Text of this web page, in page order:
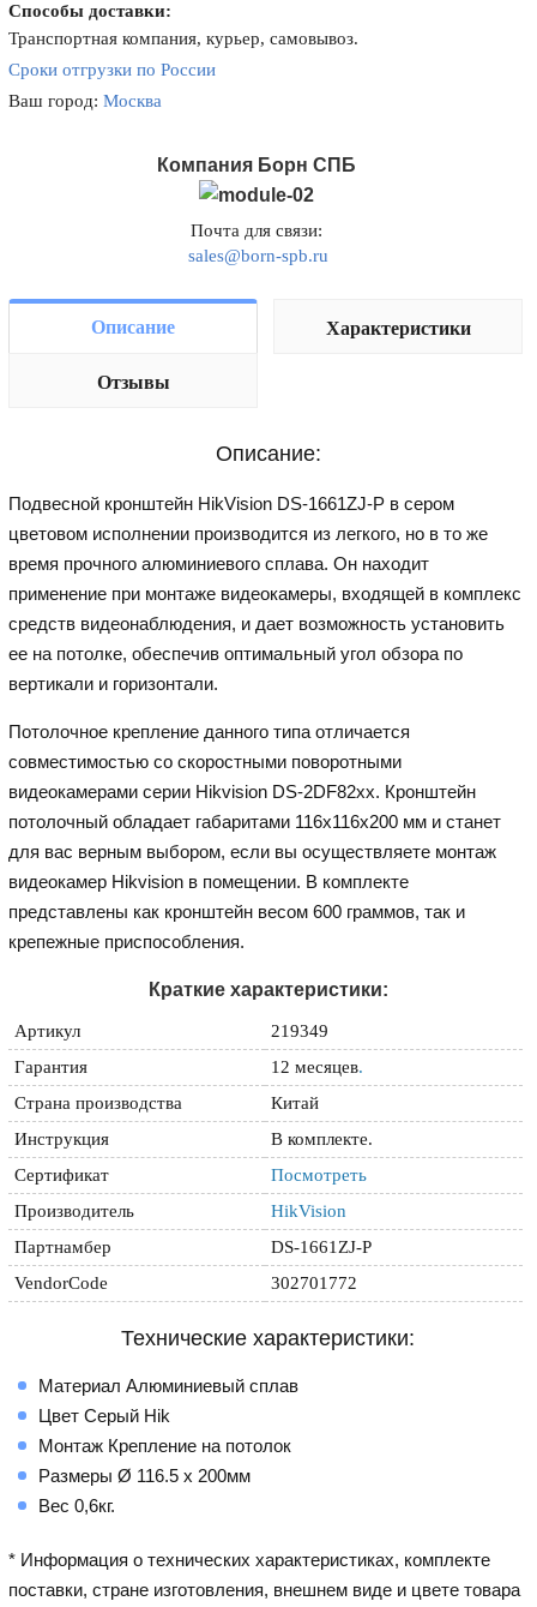
Способы доставки:
Транспортная компания, курьер, самовывоз.
Сроки отгрузки по России
Ваш город:Москва
Компания Борн СПБ
Почта для связи:
sales@born-spb.ru
Описание Характеристики
Отзывы
Описание:
Подвесной кронштейн HikVision DS-1661ZJ-P в сером
цветовом исполнении производится из легкого, но в то же
время прочного алюминиевого сплава. Он находит
применение при монтаже видеокамеры, входящей в комплекс
средств видеонаблюдения, и дает возможность установить
ее на потолке, обеспечив оптимальный угол обзора по
вертикали и горизонтали.
Потолочное крепление данного типа отличается
совместимостью со скоростными поворотными
видеокамерами серии Hikvision DS-2DF82xx. Кронштейн
потолочный обладает габаритами 116x116x200 мм и станет
для вас верным выбором, если вы осуществляете монтаж
видеокамер Hikvision в помещении. В комплекте
представлены как кронштейн весом 600 граммов, так и
крепежные приспособления.
Краткие характеристики:
Артикул
219349
Гарантия
12 месяцев.
Страна производства
Китай
Инструкция
В комплекте.
Сертификат
Посмотреть
Производитель
HikVision
Партнамбер
DS-1661ZJ-P
VendorCode
302701772
Технические характеристики:
Материал Алюминиевый сплав
Цвет Серый Hik
Монтаж Крепление на потолок
Размеры Ø 116.5 x 200мм
Вес 0,6кг.
* Информация о технических характеристиках, комплекте
поставки, стране изготовления, внешнем виде и цвете товара